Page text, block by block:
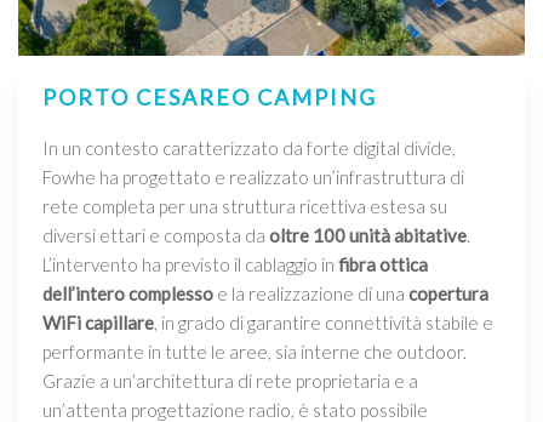
PORTO CESAREO CAMPING
In un contesto caratterizzato da forte digital divide,
Fowhe ha progettato e realizzato un’infrastruttura di
rete completa per una struttura ricettiva estesa su
diversi ettari e composta da oltre 100 unità abitative.
L’intervento ha previsto il cablaggio in fibra ottica
dell’intero complesso e la realizzazione di una copertura
WiFi capillare, in grado di garantire connettività stabile e
performante in tutte le aree, sia interne che outdoor.
Grazie a un’architettura di rete proprietaria e a
un’attenta progettazione radio, è stato possibile